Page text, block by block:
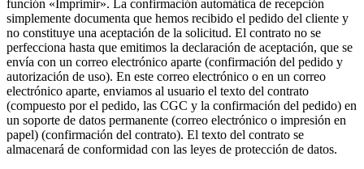
función «Imprimir». La confirmación automática de recepción
simplemente documenta que hemos recibido el pedido del cliente y
no constituye una aceptación de la solicitud. El contrato no se
perfecciona hasta que emitimos la declaración de aceptación, que se
envía con un correo electrónico aparte (confirmación del pedido y
autorización de uso). En este correo electrónico o en un correo
electrónico aparte, enviamos al usuario el texto del contrato
(compuesto por el pedido, las CGC y la confirmación del pedido) en
un soporte de datos permanente (correo electrónico o impresión en
papel) (confirmación del contrato). El texto del contrato se
almacenará de conformidad con las leyes de protección de datos.